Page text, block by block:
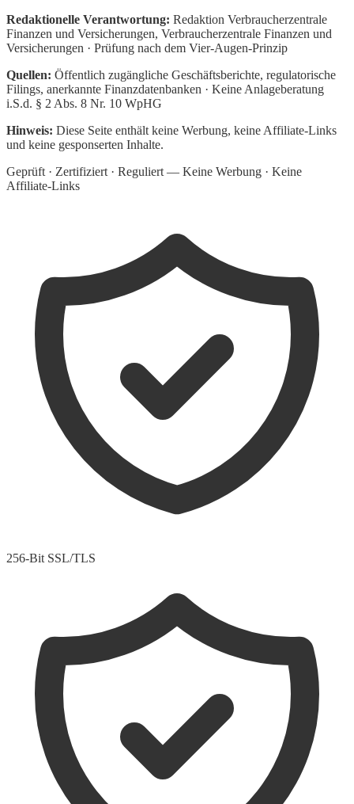
Redaktionelle Verantwortung: Redaktion Verbraucherzentrale
Finanzen und Versicherungen, Verbraucherzentrale Finanzen und
Versicherungen · Prüfung nach dem Vier-Augen-Prinzip
Quellen: Öffentlich zugängliche Geschäftsberichte, regulatorische
Filings, anerkannte Finanzdatenbanken · Keine Anlageberatung
i.S.d. § 2 Abs. 8 Nr. 10 WpHG
Hinweis: Diese Seite enthält keine Werbung, keine Affiliate-Links
und keine gesponserten Inhalte.
Geprüft · Zertifiziert · Reguliert — Keine Werbung · Keine
Affiliate-Links
256-Bit SSL/TLS